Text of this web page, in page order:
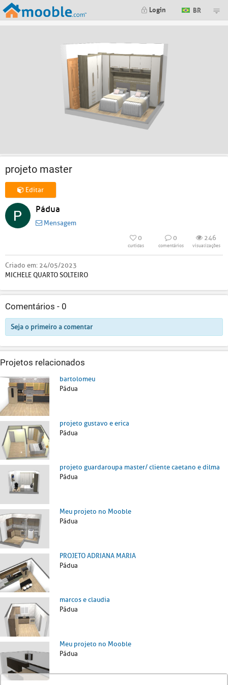
Login BR
projeto master
Editar
Pádua
Mensagem
0
curtidas
0
comentários
246
visualizações
Criado em: 24/05/2023
MICHELE QUARTO SOLTEIRO
Comentários - 0
Seja o primeiro a comentar
Projetos relacionados
bartolomeu
Pádua
projeto gustavo e erica
Pádua
projeto guardaroupa master/ cliente caetano e dilma
Pádua
Meu projeto no Mooble
Pádua
PROJETO ADRIANA MARIA
Pádua
marcos e claudia
Pádua
Meu projeto no Mooble
Pádua